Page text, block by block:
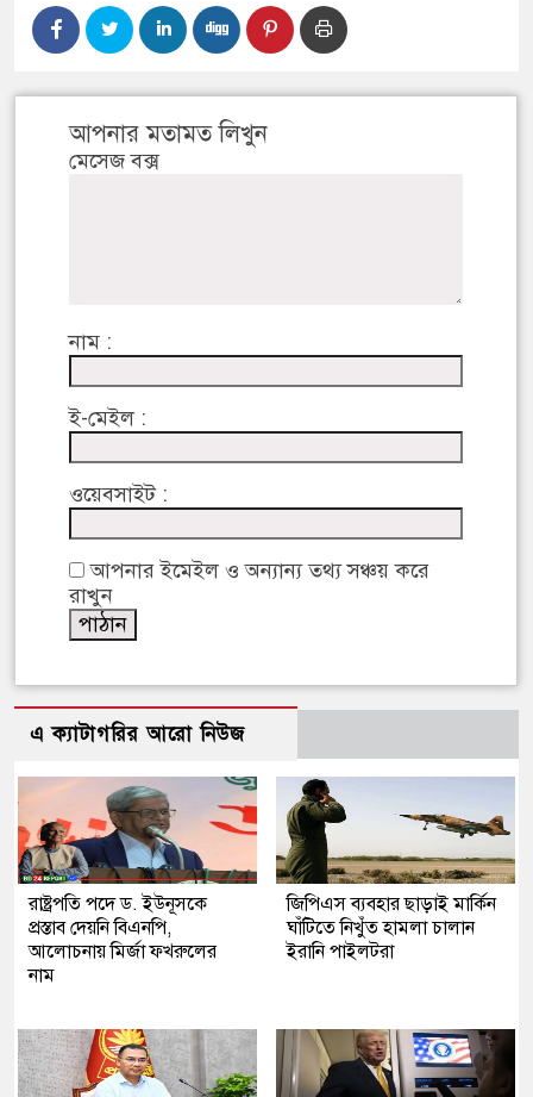
আপনার মতামত লিখুন
মেসেজ বক্স
নাম :
ই-মেইল :
ওয়েবসাইট :
আপনার ইমেইল ও অন্যান্য তথ্য সঞ্চয় করে
রাখুন
এ ক্যাটাগরির আরো নিউজ
রাষ্ট্রপতি পদে ড. ইউনূসকে
প্রস্তাব দেয়নি বিএনপি,
আলোচনায় মির্জা ফখরুলের
নাম
জিপিএস ব্যবহার ছাড়াই মার্কিন
ঘাঁটিতে নিখুঁত হামলা চালান
ইরানি পাইলটরা